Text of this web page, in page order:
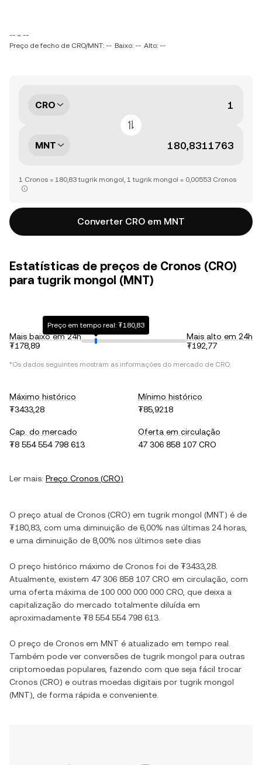
-- ~ --
Preço de fecho de CRO/MNT: -- Baixo: -- Alto: --
CRO
MNT
1 Cronos = 180,83 tugrik mongol, 1 tugrik mongol = 0,00553 Cronos
Converter CRO em MNT
Estatísticas de preços de Cronos (CRO)
para tugrik mongol (MNT)
Mais baixo em 24h
₮178,89
Preço em tempo real: ₮180,83
Mais alto em 24h
₮192,77
*Os dados seguintes mostram as informações do mercado de CRO.
Máximo histórico
₮3433,28
Mínimo histórico
₮85,9218
Cap. do mercado
₮8 554 554 798 613
Oferta em circulação
47 306 858 107 CRO
Ler mais: Preço Cronos (CRO)
O preço atual de Cronos (CRO) em tugrik mongol (MNT) é de
₮180,83 , com uma diminuição de 6,00% nas últimas 24 horas,
e uma diminuição de 8,00% nos últimos sete dias
O preço histórico máximo de Cronos foi de ₮3433,28
Atualmente, existem 47 306 858 107 CRO em circulação, com
uma oferta máxima de 100 000 000 000 CRO , que deixa a
capitalização do mercado totalmente diluída em
aproximadamente ₮8 554 554 798 613
O preço de Cronos em MNT é atualizado em tempo real.
Também pode ver conversões de tugrik mongol para outras
criptomoedas populares, fazendo com que seja fácil trocar
Cronos (CRO) e outras moedas digitais por tugrik mongol
(MNT), de forma rápida e conveniente.